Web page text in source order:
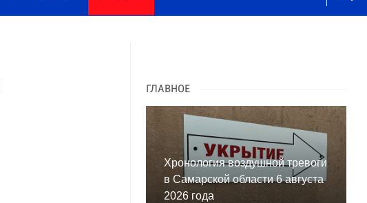
ГЛАВНОЕ
Хронология воздушной тревоги
в Самарской области 6 августа
2026 года